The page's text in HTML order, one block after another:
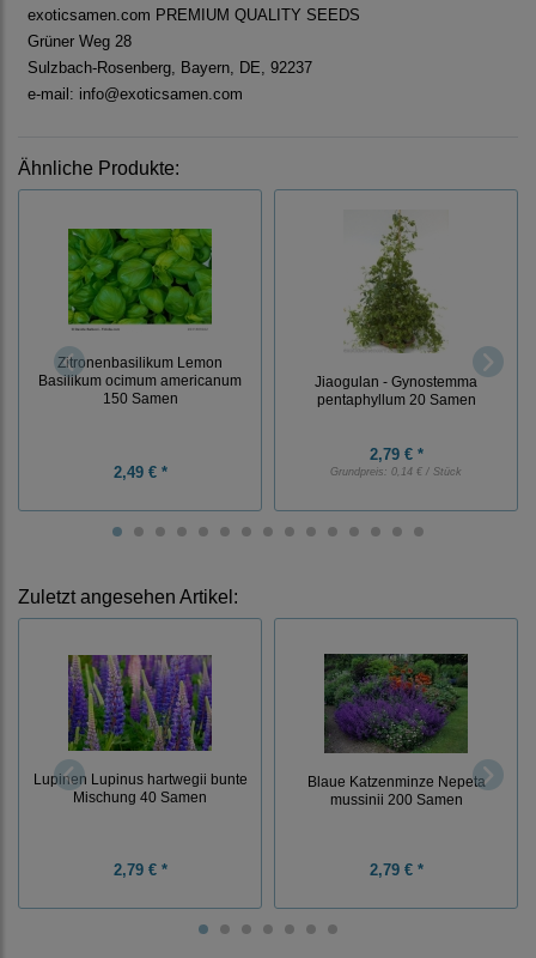
exoticsamen.com PREMIUM QUALITY SEEDS
Grüner Weg 28
Sulzbach-Rosenberg, Bayern, DE, 92237
e-mail: info@exoticsamen.com
Ähnliche Produkte:
Zitronenbasilikum Lemon
Basilikum ocimum americanum
150 Samen
2,49 € *
Jiaogulan - Gynostemma
pentaphyllum 20 Samen
2,79 € *
Grundpreis: 0,14 € / Stück
Zuletzt angesehen Artikel:
Lupinen Lupinus hartwegii bunte
Mischung 40 Samen
2,79 € *
Blaue Katzenminze Nepeta
mussinii 200 Samen
2,79 € *